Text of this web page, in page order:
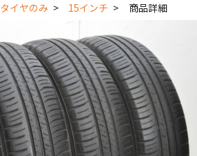
タイヤのみ 15インチ 商品詳細